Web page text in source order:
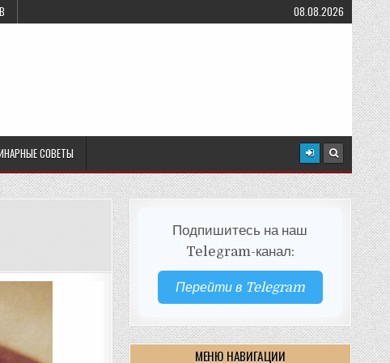
08.08.2026
СОВЕТЫ
Подпишитесь на наш
Telegram-канал:
Перейти в Telegram
МЕНЮ НАВИГАЦИИ